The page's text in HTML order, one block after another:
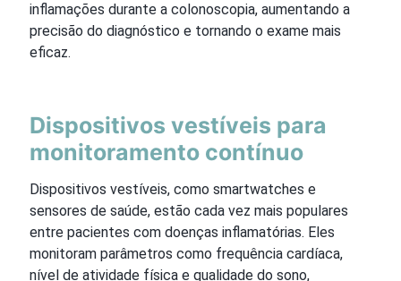
inflamações durante a colonoscopia, aumentando a
precisão do diagnóstico e tornando o exame mais
eficaz.
Dispositivos vestíveis para
monitoramento contínuo
Dispositivos vestíveis, como smartwatches e
sensores de saúde, estão cada vez mais populares
entre pacientes com doenças inflamatórias. Eles
monitoram parâmetros como frequência cardíaca,
nível de atividade física e qualidade do sono,